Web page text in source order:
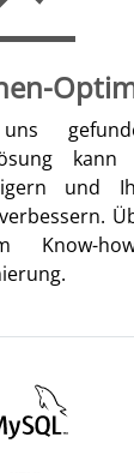
und
Know-